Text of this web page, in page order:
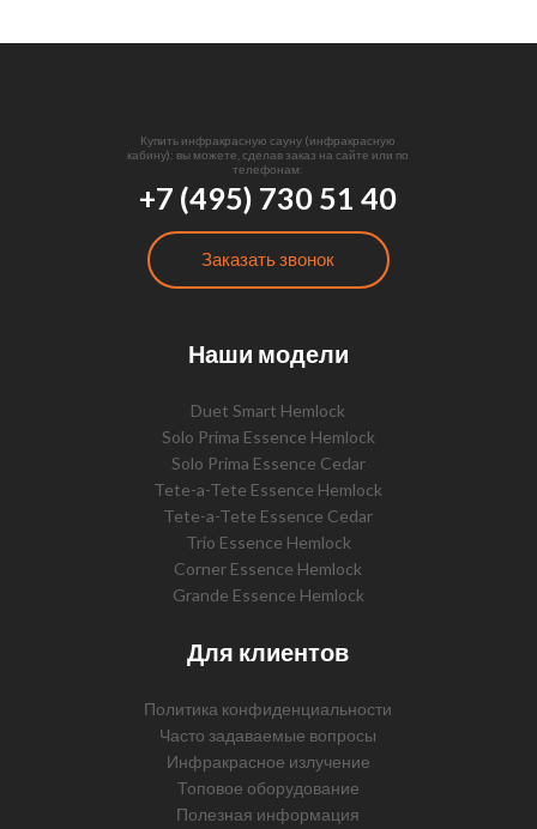
Купить инфракрасную сауну (инфракрасную
кабину): вы можете, сделав заказ на сайте или по
телефонам:
+7 (495) 730 51 40
Заказать звонок
Наши модели
Duet Smart Hemlock
Solo Prima Essence Hemlock
Solo Prima Essence Cedar
Tete-a-Tete Essence Hemlock
Tete-a-Tete Essence Cedar
Trio Essence Hemlock
Corner Essence Hemlock
Grande Essence Hemlock
Для клиентов
Политика конфиденциальности
Часто задаваемые вопросы
Инфракрасное излучение
Топовое оборудование
Полезная информация